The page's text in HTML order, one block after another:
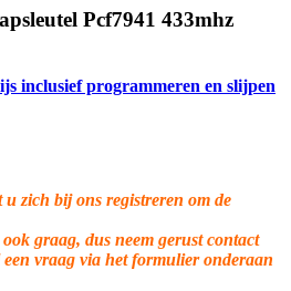
Pcf7941 433mhz
inclusief programmeren en slijpen
zich bij ons registreren om de
graag, dus neem gerust contact
een vraag via het formulier onderaan